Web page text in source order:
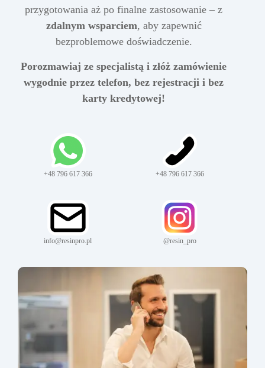
przygotowania aż po finalne zastosowanie – z
zdalnym wsparciem, aby zapewnić
bezproblemowe doświadczenie.
Porozmawiaj ze specjalistą i złóż zamówienie
wygodnie przez telefon, bez rejestracji i bez
karty kredytowej!
+48 796 617 366 +48 796 617 366
info@resinpro.pl @resin_pro